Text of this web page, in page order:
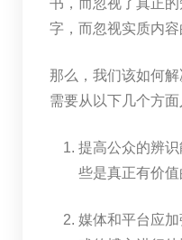
字，而忽视实质内容
那么，我们该如何
需要从以下几个方面
提高公众的辨
些是真正有价值
媒体和平台应